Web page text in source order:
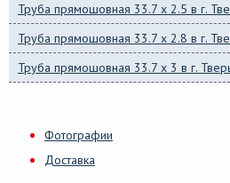
Труба прямошовная 33.7 x 2.5 в г.
Труба прямошовная 33.7 x 2.8 в г.
Труба прямошовная 33.7 x 3 в г.
Фотографии
Доставка